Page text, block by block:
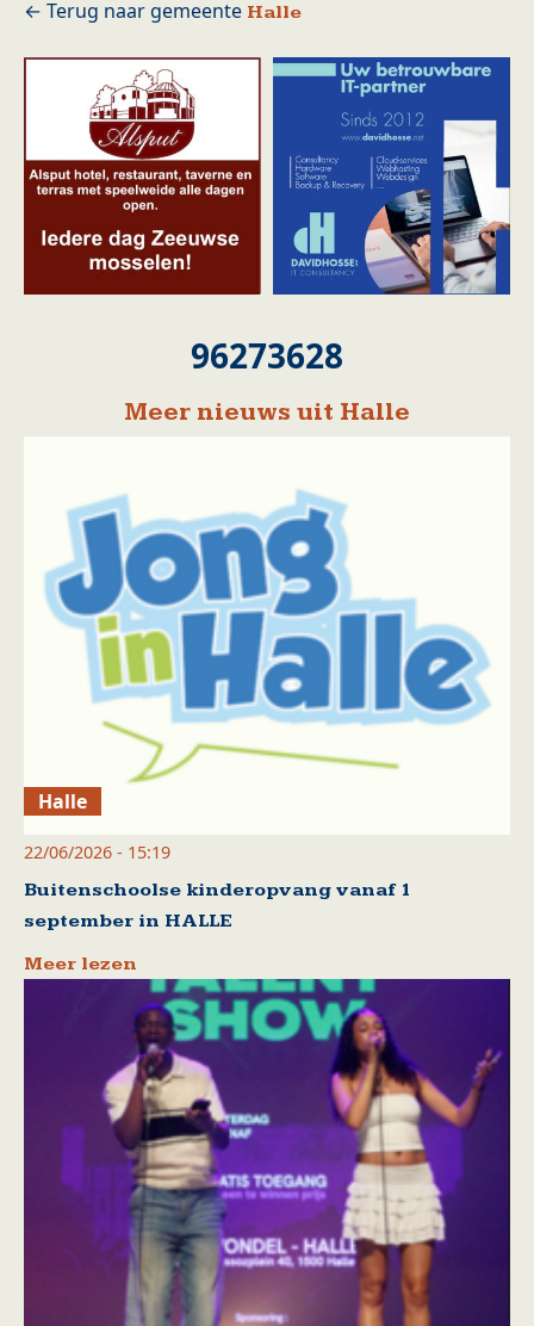
Halle
96273628
Meer nieuws uit Halle
Halle
22/06/2026 - 15:19
Buitenschoolse kinderopvang vanaf 1
september in HALLE
Meer lezen